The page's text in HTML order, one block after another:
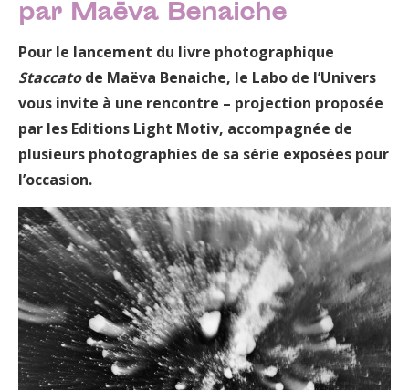
par Maëva Benaiche
Pour le lancement du livre photographique
Staccatode Maëva Benaiche, le Labo de l’Univers
vous invite à une rencontre – projection proposée
par les Editions Light Motiv, accompagnée de
plusieurs photographies de sa série exposées pour
l’occasion.